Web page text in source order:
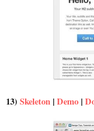
13)Skeleton |Demo |